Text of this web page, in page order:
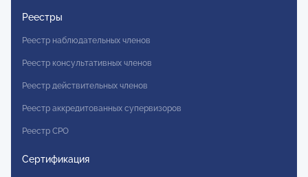
Реестры
Реестр наблюдательных членов
Реестр консультативных членов
Реестр действительных членов
Реестр аккредитованных супервизоров
Реестр СРО
Сертификация